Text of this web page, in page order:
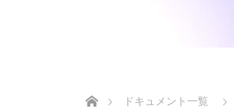
ドキュメント一覧